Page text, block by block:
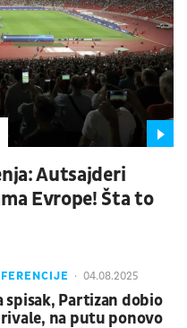
Autsajderi
Evrope! Šta to
04.08.2025
spisak, Partizan dobio
na putu ponovo